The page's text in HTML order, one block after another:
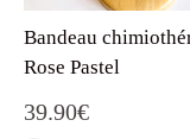
Bandeau
Rose Pastel
39.90€